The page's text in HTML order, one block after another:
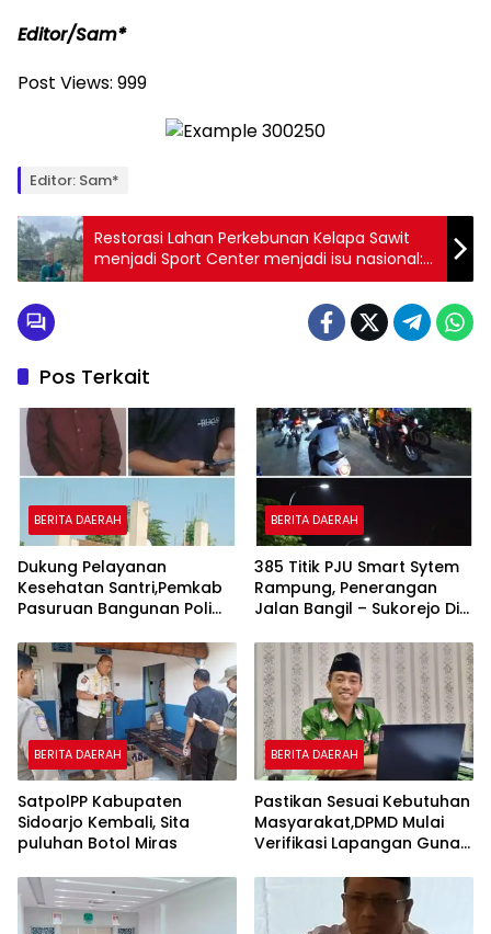
Editor/Sam*
Post Views: 999
Editor: Sam*
Restorasi Lahan Perkebunan Kelapa Sawit
menjadi Sport Center menjadi isu nasional:
Peluang atau Ancaman bagi Warga Lokal?
Pos Terkait
BERITA DAERAH
Dukung Pelayanan
Kesehatan Santri,Pemkab
Pasuruan Bangunan Poli
BERITA DAERAH
385 Titik PJU Smart Sytem
Rampung, Penerangan
Jalan Bangil – Sukorejo Di
BERITA DAERAH
SatpolPP Kabupaten
Sidoarjo Kembali, Sita
puluhan Botol Miras
BERITA DAERAH
Pastikan Sesuai Kebutuhan
Masyarakat,DPMD Mulai
Verifikasi Lapangan Guna